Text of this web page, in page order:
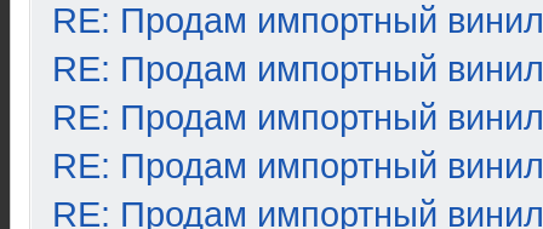
RE: Продам импортный винил
RE: Продам импортный винил
RE: Продам импортный винил
RE: Продам импортный винил
RE: Продам импортный винил